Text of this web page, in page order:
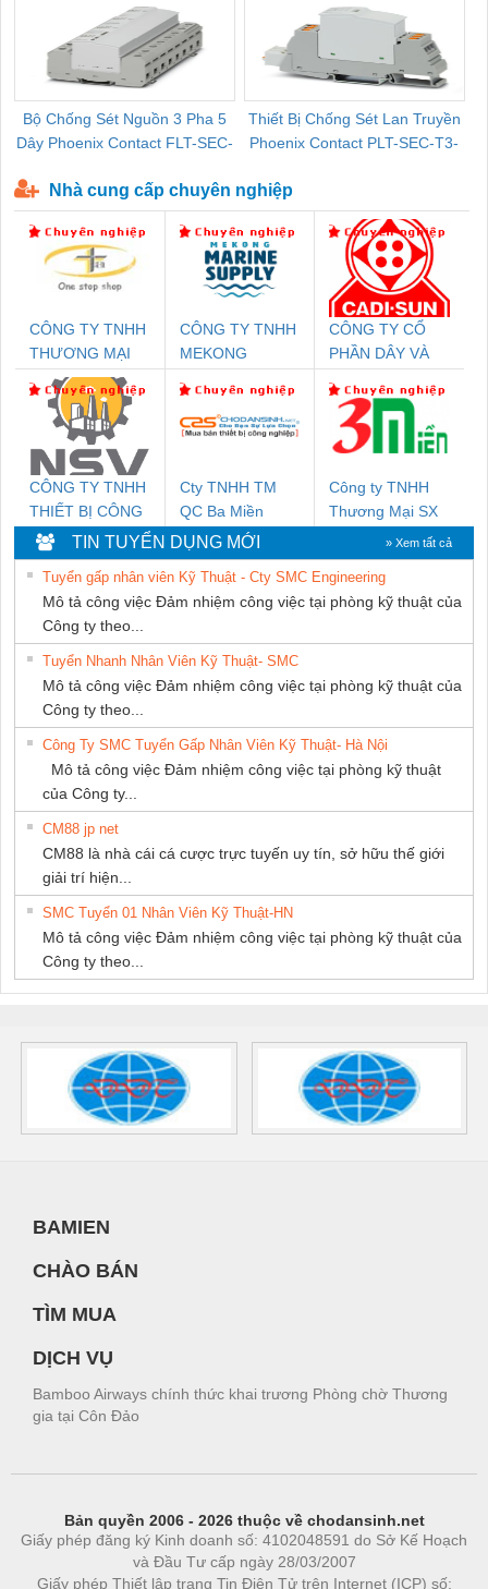
Bộ Chống Sét Nguồn 3 Pha 5
Dây Phoenix Contact FLT-SEC-
Thiết Bị Chống Sét Lan Truyền
Phoenix Contact PLT-SEC-T3-
Nhà cung cấp chuyên nghiệp
CÔNG TY TNHH
THƯƠNG MẠI
THIÊN ÂN VIỆT
NAM
CÔNG TY TNHH
MEKONG
SUPPLY
CÔNG TY CỔ
PHẦN DÂY VÀ
THƯỢNG ĐÌNH
CÔNG TY TNHH
THIẾT BỊ CÔNG
NGHIỆP NIHON
SETSUBI VIỆT
NAM
Cty TNHH TM
QC Ba Miền
Công ty TNHH
Thương Mại SX
TIN TUYỂN DỤNG MỚI » Xem tất cả
Tuyển gấp nhân viên Kỹ Thuật - Cty SMC Engineering
Mô tả công việc Đảm nhiệm công việc tại phòng kỹ thuật của
Công ty theo...
Tuyển Nhanh Nhân Viên Kỹ Thuật- SMC
Mô tả công việc Đảm nhiệm công việc tại phòng kỹ thuật của
Công ty theo...
Công Ty SMC Tuyển Gấp Nhân Viên Kỹ Thuật- Hà Nội
Mô tả công việc Đảm nhiệm công việc tại phòng kỹ thuật
của Công ty...
CM88 jp net
CM88 là nhà cái cá cược trực tuyến uy tín, sở hữu thế giới
giải trí hiện...
SMC Tuyển 01 Nhân Viên Kỹ Thuật-HN
Mô tả công việc Đảm nhiệm công việc tại phòng kỹ thuật của
Công ty theo...
BAMIEN
CHÀO BÁN
TÌM MUA
DỊCH VỤ
Bamboo Airways chính thức khai trương Phòng chờ Thương
gia tại Côn Đảo
Bản quyền 2006 - 2026 thuộc về chodansinh.net
Giấy phép đăng ký Kinh doanh số: 4102048591 do Sở Kế Hoạch
và Đầu Tư cấp ngày 28/03/2007
Giấy phép Thiết lập trang Tin Điện Tử trên Internet (ICP) số: